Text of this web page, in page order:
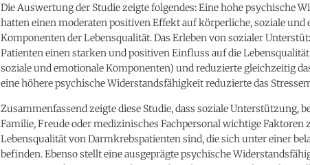
Die Auswertung der Studie zeigte folgendes: Eine hohe psychische
hatten einen moderaten positiven Effekt auf körperliche, soziale und
Komponenten der Lebensqualität. Das Erleben von sozialer
Patienten einen starken und positiven Einfluss auf die
soziale und emotionale Komponenten) und reduzierte gleichzeitig
eine höhere psychische Widerstandsfähigkeit reduzierte das
Zusammenfassend zeigte diese Studie, dass soziale Unterstützung,
Familie, Freude oder medizinisches Fachpersonal wichtige Faktoren
Lebensqualität von Darmkrebspatienten sind, die sich unter einer
befinden. Ebenso stellt eine ausgeprägte psychische